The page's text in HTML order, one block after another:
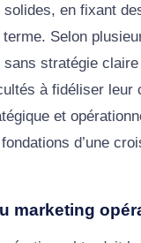
en fixant
Selon
sans stratégie
à fidéliser leur
et
d’une
marketing